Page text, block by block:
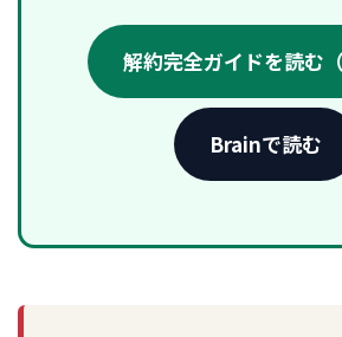
解約完全ガイドを読む
Brainで読む